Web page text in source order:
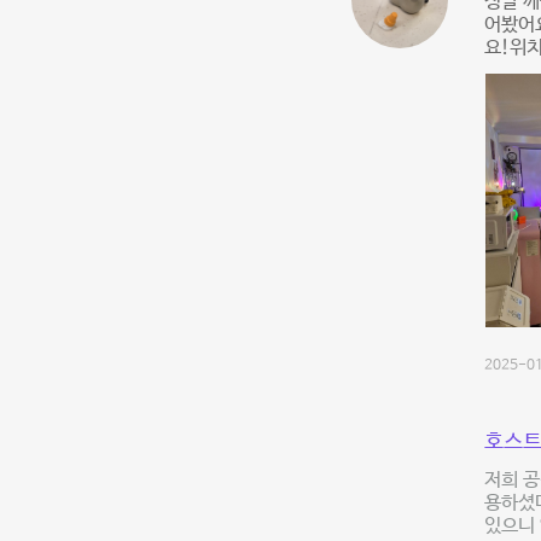
어봤어
요!위
2025-
호스
저희
용하셨
있으